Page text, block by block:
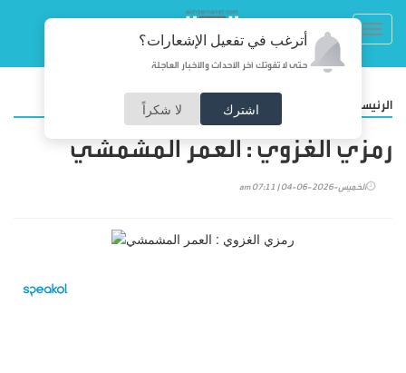
أترغب في تفعيل الإشعارات؟
حتى لا تفوتك آخر الأحداث والأخبار العاجلة
اشترك لا شكراً الرئيسية
رمزي الغزوي : العمر المشمشي
الخميس-2026-06-04 | 07:11 am